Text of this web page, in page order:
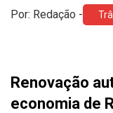
Por: Redação -
Renovação
economia de